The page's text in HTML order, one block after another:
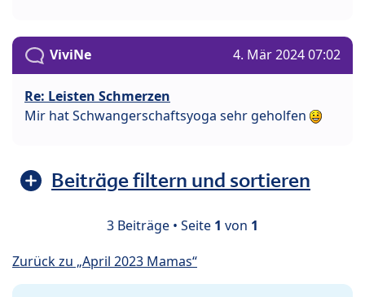
ViviNe 4. Mär 2024 07:02
Re: Leisten Schmerzen
Mir hat Schwangerschaftsyoga sehr geholfen
Beiträge filtern und sortieren
3 Beiträge • Seite 1 von 1
Zurück zu „April 2023 Mamas“